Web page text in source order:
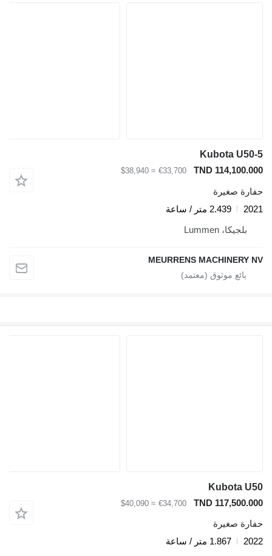
Kubota U50-5
TND 114,100.000
€33,700
≈ $38,940
حفارة صغيرة
2021
2.439 متر / ساعة
بلجيكا، Lummen
MEURRENS MACHINERY NV
Kubota U50
TND 117,500.000
€34,700
≈ $40,090
حفارة صغيرة
2022
1.867 متر / ساعة